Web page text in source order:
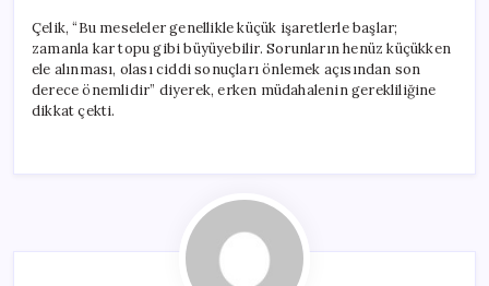
Çelik, “Bu meseleler genellikle küçük işaretlerle başlar;
zamanla kar topu gibi büyüyebilir. Sorunların henüz küçükken
ele alınması, olası ciddi sonuçları önlemek açısından son
derece önemlidir” diyerek, erken müdahalenin gerekliliğine
dikkat çekti.